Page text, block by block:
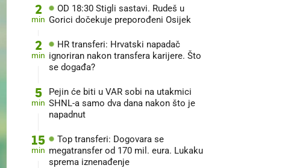
2
min
OD 18:30 Stigli sastavi. Rudeš u
Gorici dočekuje preporođeni Osijek
2
min
HR transferi: Hrvatski napadač
ignoriran nakon transfera karijere. Što
se događa?
5
min
Pejin će biti u VAR sobi na utakmici
SHNL-a samo dva dana nakon što je
napadnut
15
min
Top transferi: Dogovara se
megatransfer od 170 mil. eura. Lukaku
sprema iznenađenje